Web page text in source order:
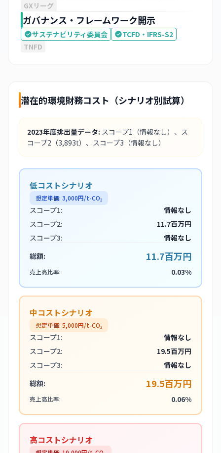
GXリーグ
ガバナンス・フレームワーク開示
サステナビリティ委員会
TCFD・IFRS-S2
TNFD
潜在的環境財務コスト（シナリオ別試算）
2023年度排出量データ: スコープ1 （情報なし） 、ス
コープ2 （3,893t） 、スコープ3 （情報なし）
低コストシナリオ
想定単価: 3,000円/t-CO₂
スコープ1:
情報なし
スコープ2:
11.7百万円
スコープ3:
情報なし
総額:
11.7百万円
売上高比率: 0.03%
中コストシナリオ
想定単価: 5,000円/t-CO₂
スコープ1:
情報なし
スコープ2:
19.5百万円
スコープ3:
情報なし
総額:
19.5百万円
売上高比率: 0.06%
高コストシナリオ